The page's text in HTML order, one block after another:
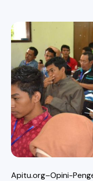
Apitu.org–Opini-